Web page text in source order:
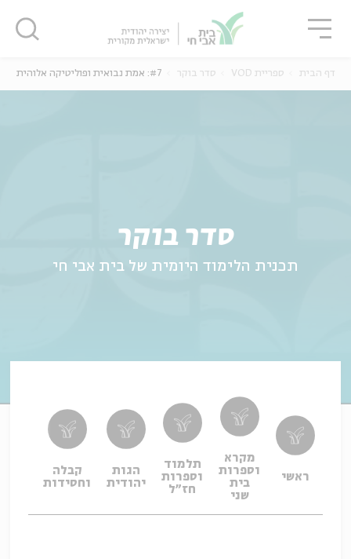
סדר בוקר
תכנית הלימוד היומית של בית אבי חי
דף הבית ספריית VOD סדר בוקר #7: אמת נבואית ופוליטיקה אלוהית
ראשי
מקרא
וספרות
בית
שני
תלמוד
וספרות
חז"ל
הגות
יהודית
קבלה
וחסידות
סגור